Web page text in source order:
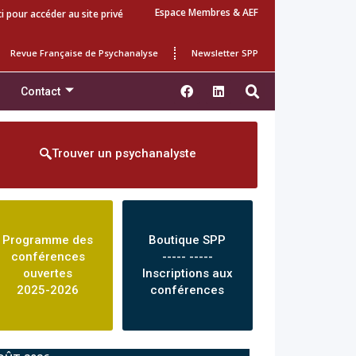
pour accéder au site privé Espace Membres & AEF
Revue Française de Psychanalyse Newsletter SPP
Contact
Trouver un psychanalyste
Programme des
conférences
ouvertes
2025-2026
Boutique SPP
----- -----
Inscriptions aux
conférences